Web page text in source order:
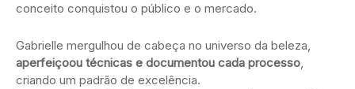
conceito conquistou o público e o mercado.
Gabrielle mergulhou de cabeça no universo da beleza,
aperfeiçoou técnicas e documentou cada processo,
criando um padrão de excelência.